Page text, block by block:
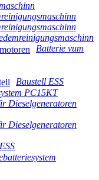
Batterie vum
Baustell ESS
PC15KT
Dieselgeneratoren
Dieselgeneratoren